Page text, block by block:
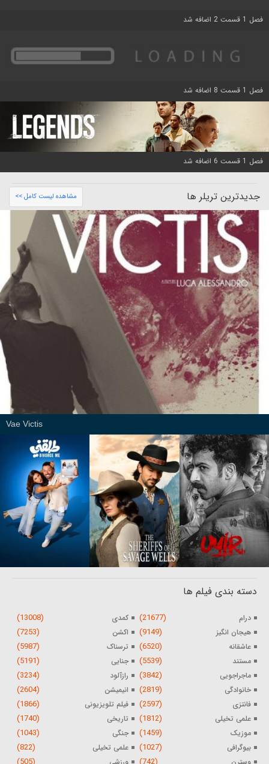
فصل 1 قسمت 2 اضافه شد
فصل 1 قسمت 8 اضافه شد
فصل 1 قسمت 6 اضافه شد
جدیدترین تریلر ها مشاهده لیست کامل >>
Vae Victis
دسته بندی فیلم ها
درام (21677) کمدی (13008)
هیجان انگیز (9149) اکشن (7253)
عاشقانه (6520) ترسناک (5987)
مستند (5539) جنایی (5191)
ماجراجویی (3842) رازآلود (3234)
خانوادگی (2819) انیمیشن (2604)
فانتزی (2597) فیلم تلویزیونی (1866)
علمی تخیلی (1812) تاریخی (1740)
موزیک (1459) جنگی (1043)
بیوگرافی (1027) علمی تخیلی (822)